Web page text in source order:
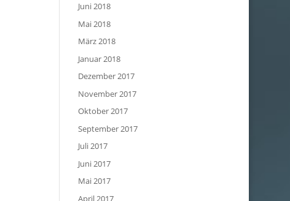
Juni 2018
Mai 2018
März 2018
Januar 2018
Dezember 2017
November 2017
Oktober 2017
September 2017
Juli 2017
Juni 2017
Mai 2017
April 2017